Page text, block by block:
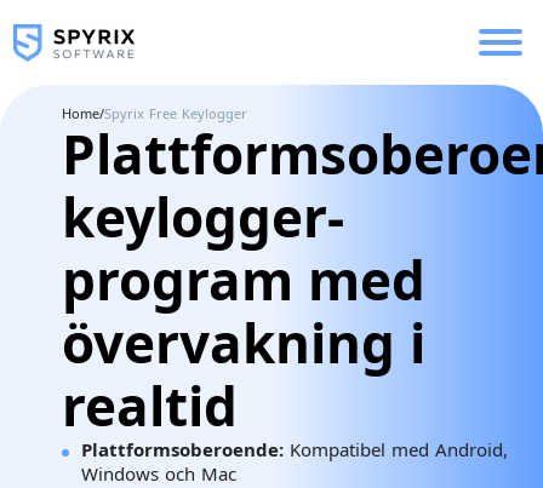
Home/Spyrix Free Keylogger
keylogger-
program med
övervakning i
realtid
Plattformsoberoende: Kompatibel med Android,
Windows och Mac